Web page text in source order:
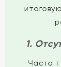
1.
Часто